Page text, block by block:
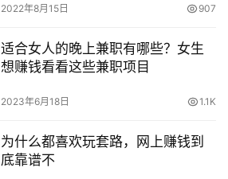
2022年8月15日 907
适合女人的晚上兼职有哪些？女生
想赚钱看看这些兼职项目
2023年6月18日 1.1K
为什么都喜欢玩套路，网上赚钱到
底靠谱不